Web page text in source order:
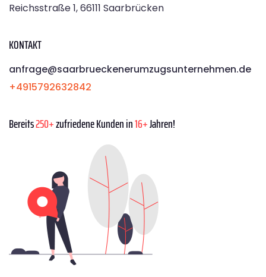
Reichsstraße 1, 66111 Saarbrücken
KONTAKT
anfrage@saarbrueckenerumzugsunternehmen.de
+4915792632842
Bereits250+zufriedene Kunden in16+Jahren!